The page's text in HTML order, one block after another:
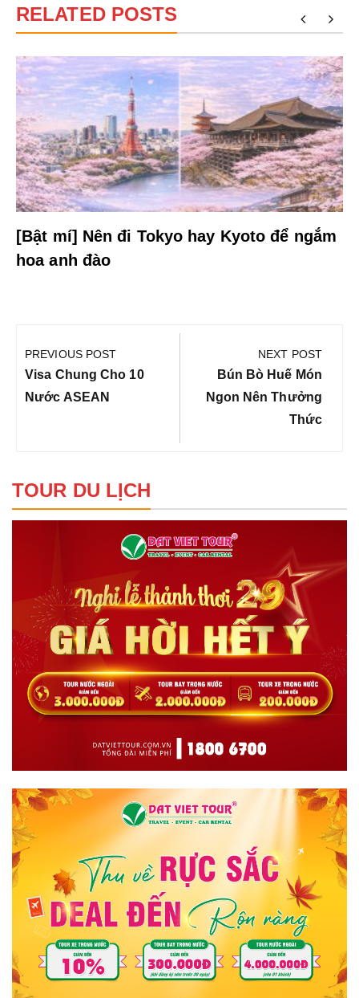
RELATED POSTS
[Bật mí] Nên đi Tokyo hay Kyoto để ngắm
hoa anh đào
hướng
bài
viết
PREVIOUS POST
Previous
Post:
Visa Chung Cho 10
Nước ASEAN
NEXT POST
Next
Post:
Bún Bò Huế Món
Ngon Nên Thưởng
Thức
TOUR DU LỊCH